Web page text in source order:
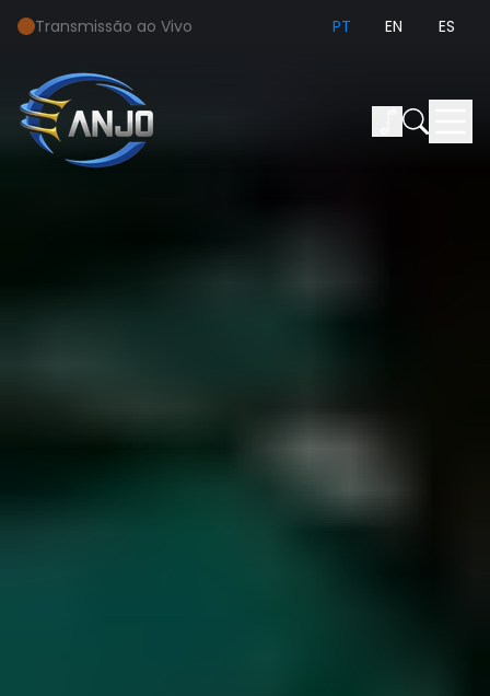
Transmissão ao Vivo PT EN ES